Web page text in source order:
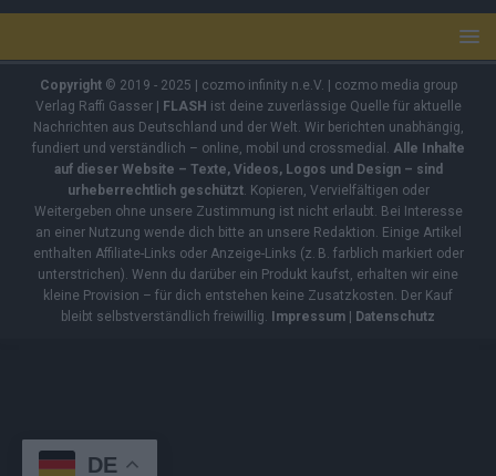
Copyright© 2019 - 2025 | cozmo infinity n.e.V. | cozmo media group
Verlag Raffi Gasser |
FLASH ist deine zuverlässige Quelle für aktuelle
Nachrichten aus Deutschland und der Welt. Wir berichten unabhängig,
fundiert und verständlich – online, mobil und crossmedial. Alle Inhalte
auf dieser Website – Texte, Videos, Logos und Design – sind
urheberrechtlich geschützt. Kopieren, Vervielfältigen oder
Weitergeben ohne unsere Zustimmung ist nicht erlaubt. Bei Interesse
an einer Nutzung wende dich bitte an unsere Redaktion. Einige Artikel
enthalten Affiliate-Links oder Anzeige-Links (z. B. farblich markiert oder
unterstrichen). Wenn du darüber ein Produkt kaufst, erhalten wir eine
kleine Provision – für dich entstehen keine Zusatzkosten. Der Kauf
bleibt selbstverständlich freiwillig.
Impressum Datenschutz
DE